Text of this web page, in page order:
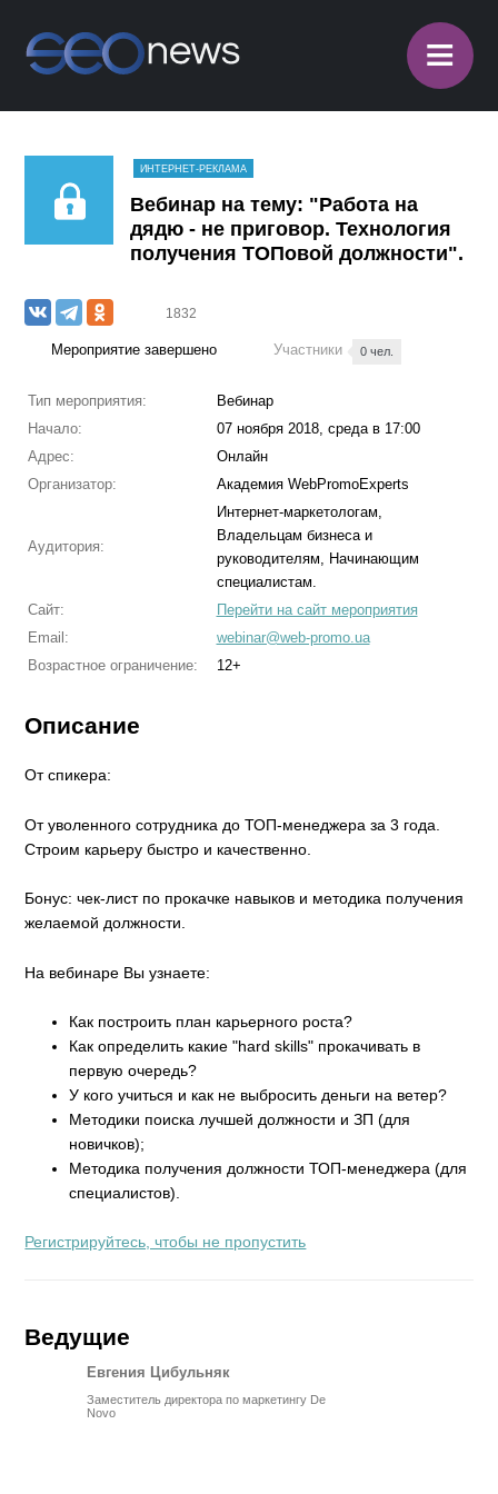
≡
ИНТЕРНЕТ-РЕКЛАМА
Вебинар на тему: "Работа на
дядю - не приговор. Технология
получения ТОПовой должности".
1832
Мероприятие завершено Участники 0 чел.
Тип мероприятия:
Вебинар
Начало:
07 ноября 2018, среда в 17:00
Адрес:
Онлайн
Организатор:
Академия WebPromoExperts
Аудитория:
Интернет-маркетологам,
Владельцам бизнеса и
руководителям, Начинающим
специалистам.
Сайт:
Перейти на сайт мероприятия
Email:
webinar@web-promo.ua
Возрастное ограничение:
12+
Описание
От спикера:
От уволенного сотрудника до ТОП-менеджера за 3 года.
Строим карьеру быстро и качественно.
Бонус: чек-лист по прокачке навыков и методика получения
желаемой должности.
На вебинаре Вы узнаете:
Как построить план карьерного роста?
Как определить какие "hard skills" прокачивать в
первую очередь?
У кого учиться и как не выбросить деньги на ветер?
Методики поиска лучшей должности и ЗП (для
новичков);
Методика получения должности ТОП-менеджера (для
специалистов).
Регистрируйтесь, чтобы не пропустить
Ведущие
Евгения Цибульняк
Заместитель директора по маркетингу De
Novo